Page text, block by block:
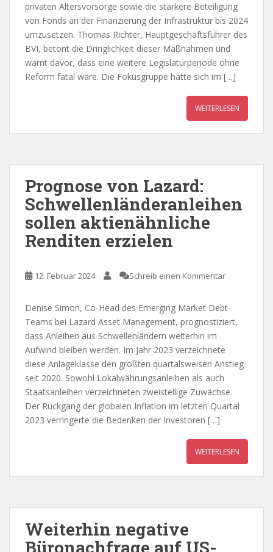
privaten Altersvorsorge sowie die stärkere Beteiligung
von Fonds an der Finanzierung der Infrastruktur bis 2024
umzusetzen. Thomas Richter, Hauptgeschäftsführer des
BVI, betont die Dringlichkeit dieser Maßnahmen und
warnt davor, dass eine weitere Legislaturperiode ohne
Reform fatal wäre. Die Fokusgruppe hatte sich im […]
WEITERLESEN
Prognose von Lazard:
Schwellenländeranleihen
sollen aktienähnliche
Renditen erzielen
12. Februar 2024 Schreib einen Kommentar
Denise Simon, Co-Head des Emerging Market Debt-
Teams bei Lazard Asset Management, prognostiziert,
dass Anleihen aus Schwellenländern weiterhin im
Aufwind bleiben werden. Im Jahr 2023 verzeichnete
diese Anlageklasse den größten quartalsweisen Anstieg
seit 2020. Sowohl Lokalwährungsanleihen als auch
Staatsanleihen verzeichneten zweistellige Zuwächse.
Der Rückgang der globalen Inflation im letzten Quartal
2023 verringerte die Bedenken der Investoren […]
WEITERLESEN
Weiterhin negative
Büronachfrage auf US-